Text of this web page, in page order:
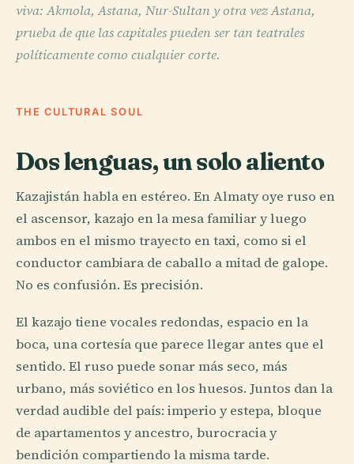
viva: Akmola, Astana, Nur-Sultan y otra vez Astana,
prueba de que las capitales pueden ser tan teatrales
políticamente como cualquier corte.
THE CULTURAL SOUL
Dos lenguas, un solo aliento
Kazajistán habla en estéreo. En Almaty oye ruso en
el ascensor, kazajo en la mesa familiar y luego
ambos en el mismo trayecto en taxi, como si el
conductor cambiara de caballo a mitad de galope.
No es confusión. Es precisión.
El kazajo tiene vocales redondas, espacio en la
boca, una cortesía que parece llegar antes que el
sentido. El ruso puede sonar más seco, más
urbano, más soviético en los huesos. Juntos dan la
verdad audible del país: imperio y estepa, bloque
de apartamentos y ancestro, burocracia y
bendición compartiendo la misma tarde.